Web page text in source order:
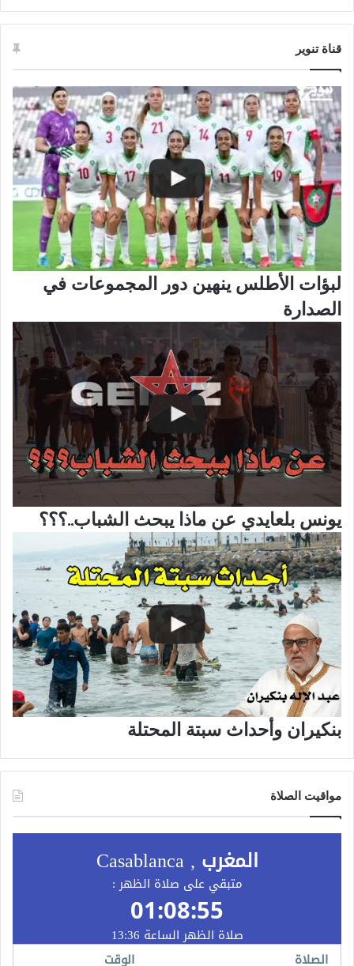
قناة تنوير
لبؤات الأطلس ينهين دور المجموعات في
الصدارة
يونس بلعايدي عن ماذا يبحث الشباب..؟؟؟
بنكيران وأحداث سبتة المحتلة
مواقيت الصلاة